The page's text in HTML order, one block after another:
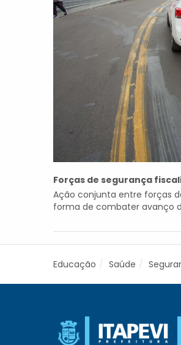
Forças de segurança
Ação conjunta entre forças
forma de combater avanço
Educação Saúde